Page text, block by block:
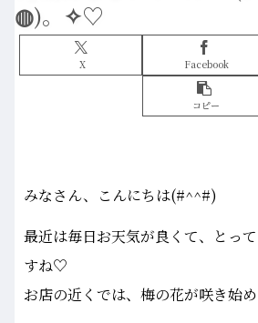
◍)。✧♡
X Facebook
コピー
みなさん、こんにちは(#^^#)
最近は毎日お天気が良くて、とっ
すね♡
お店の近くでは、梅の花が咲き始